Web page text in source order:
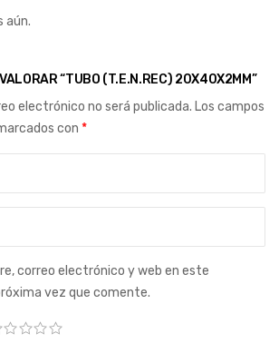
aún.
“TUBO (T.E.N.REC) 20X40X2MM”
electrónico no será publicada. Los campos
con *
correo electrónico y web en este
vez que comente.